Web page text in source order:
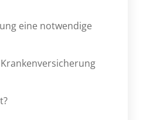
eine notwendige